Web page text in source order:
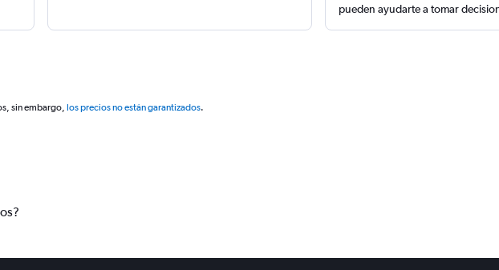
pueden ayudarte a tomar
sin embargo, los precios no están garantizados.